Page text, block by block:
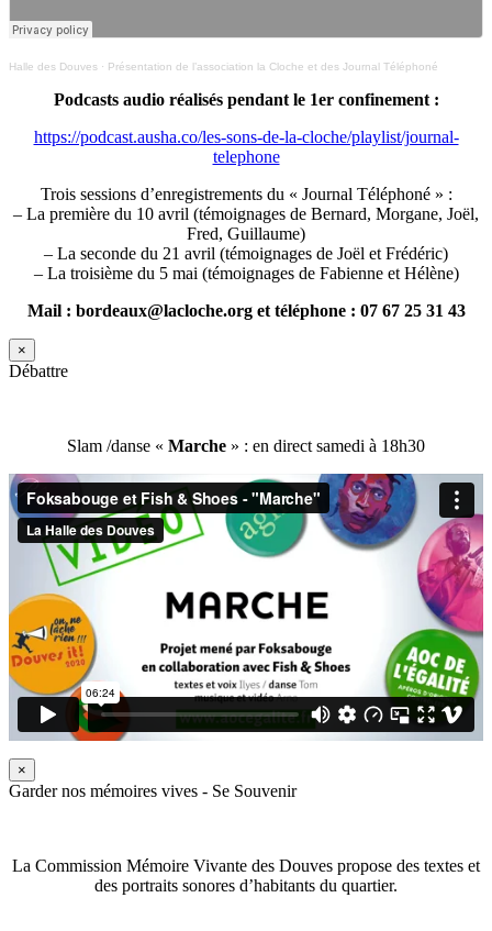
Halle des Douves · Présentation de l’association la Cloche et des Journal Téléphoné
Podcasts audio réalisés pendant le 1er confinement :
https://podcast.ausha.co/les-sons-de-la-cloche/playlist/journal-
telephone
Trois sessions d’enregistrements du « Journal Téléphoné » :
– La première du 10 avril (témoignages de Bernard, Morgane, Joël,
Fred, Guillaume)
– La seconde du 21 avril (témoignages de Joël et Frédéric)
– La troisième du 5 mai (témoignages de Fabienne et Hélène)
Mail : bordeaux@lacloche.org et téléphone : 07 67 25 31 43
×
Débattre
Slam /danse « Marche » : en direct samedi à 18h30
×
Garder nos mémoires vives - Se Souvenir
La Commission Mémoire Vivante des Douves propose des textes et
des portraits sonores d’habitants du quartier.